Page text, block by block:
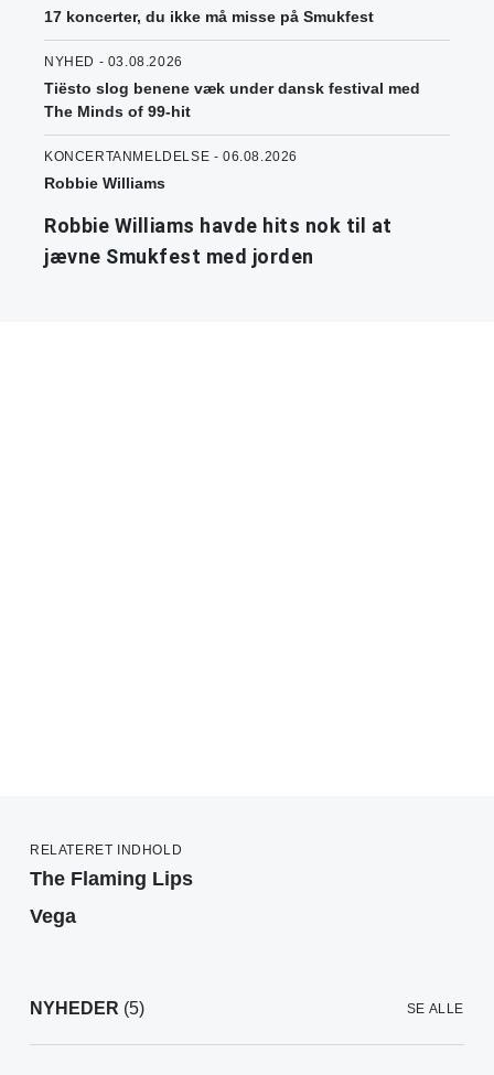
17 koncerter, du ikke må misse på Smukfest
NYHED - 03.08.2026
Tiësto slog benene væk under dansk festival med
The Minds of 99-hit
KONCERTANMELDELSE - 06.08.2026
Robbie Williams
Robbie Williams havde hits nok til at
jævne Smukfest med jorden
RELATERET INDHOLD
The Flaming Lips
Vega
NYHEDER (5) SE ALLE